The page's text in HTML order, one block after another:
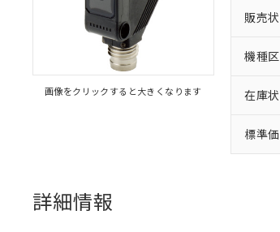
画像をクリックすると大きくなります
販売
機種
在庫
標準
詳細情報